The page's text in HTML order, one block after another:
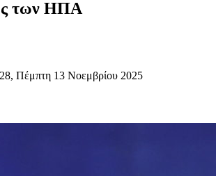
των ΗΠΑ
Πέμπτη 13 Νοεμβρίου 2025